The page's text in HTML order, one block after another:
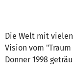
Die Welt mit
Vision vom
Donner 1998